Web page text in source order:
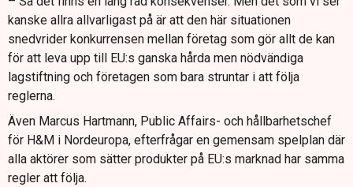
kanske allra allvarligast på är att den här situationen
snedvrider konkurrensen mellan företag som gör allt de kan
för att leva upp till EU:s ganska hårda men nödvändiga
lagstiftning och företagen som bara struntar i att följa
reglerna.
Även Marcus Hartmann, Public Affairs- och hållbarhetschef
för H&M i Nordeuropa, efterfrågar en gemensam spelplan där
alla aktörer som sätter produkter på EU:s marknad har samma
regler att följa.